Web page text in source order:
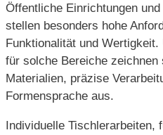
Öffentliche Einrichtungen
stellen besonders hohe
Funktionalität und
für solche Bereiche zeichnen
Materialien, präzise
Formensprache aus.
Individuelle Tischlerarbeiten,